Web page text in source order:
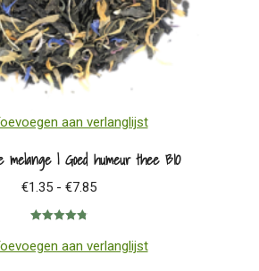
aan verlanglijst
melange | Goed humeur thee BIO
€1.35 - €7.85Prijsklasse:
€7.85
4.80uit 5
aan verlanglijst